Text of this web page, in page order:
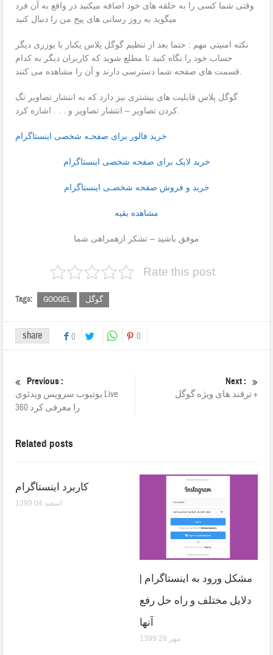
وقتی شما کسی را به حلقه های خود اضافه میکنید در واقع به آن فرد
میگوید به روز رسانی های پیج من را دنبال کنید
نکته امنیتی مهم : حتما بعد از تنظیم گوگل پلاس یکبار با یوزری دیگر
حساب خود را نگاه کنید تا مطلع شوید که کاربران دیگر به کدام
گوگل پلاس قابلیت های بیشتری نیز دارد که به انتشار تصاویر تگ
خرید فالور برای صفحـه شخصی اینستاگرام
خرید لایک برای صفحه شخصی اینستاگرام
خرید و فروش صفحه شخصـی اینستاگرام
مشاهده بقیه
موفق باشید – تشکر ازهمراهی شما
Rate this post
Tags: GOOGEL گوگل
share 0 0
Previous :
یوتیوب سرویس ویدئوی Live
360 را معرفی کرد
Next :
ترفند های ویژه گوگل +
Related posts
کاربرد اینستاگرام
1399 اسفند 04
مشکل ورود به اینستاگرام |
دلایل مختلف و راه حل رفع
آنها
1399 مهر 28